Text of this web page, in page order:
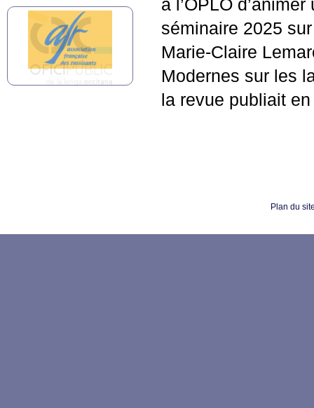
à l’OPLO
séminaire 2025
Marie-Claire
Modernes sur les
la revue publiait
Plan du